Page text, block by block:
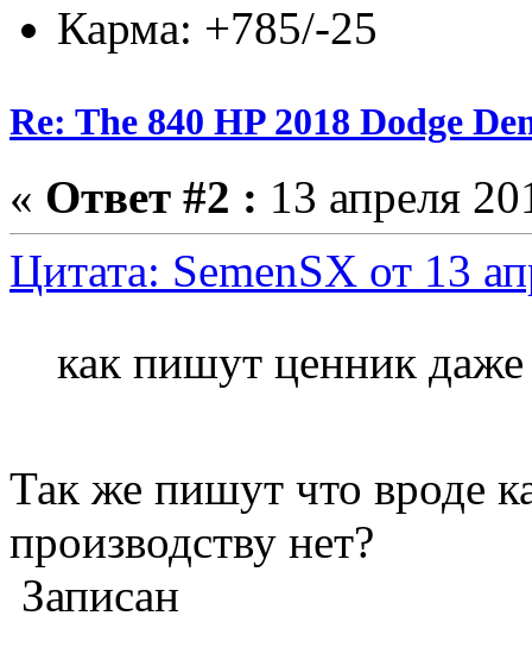
Карма: +785/-25
Re: The 840 HP 2018 Dodge
« Ответ #2 : 13 апреля
Цитата: SemenSX от 13
как пишут ценник
Так же пишут что вроде
производству нет?
Записан